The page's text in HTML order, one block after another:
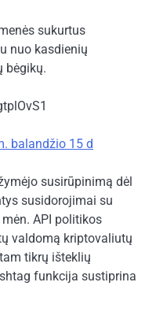
sukurtus
nuo kasdienių
bėgikų.
balandžio 15 d
susirūpinimą dėl
susidorojimai su
API politikos
valdomą kriptovaliutų
tikrų išteklių
funkcija sustiprina